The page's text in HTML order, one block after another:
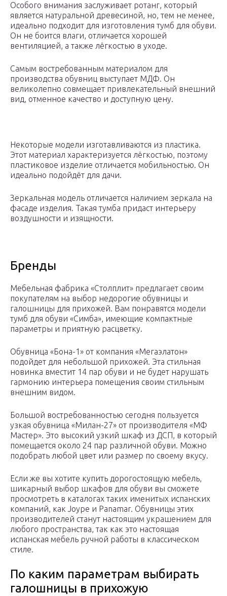
Особого внимания заслуживает ротанг, который
является натуральной древесиной, но, тем не менее,
идеально подходит для изготовления тумб для обуви.
Он не боится влаги, отличается хорошей
вентиляцией, а также лёгкостью в уходе.
Самым востребованным материалом для
производства обувниц выступает МДФ. Он
великолепно совмещает привлекательный внешний
вид, отменное качество и доступную цену.
Некоторые модели изготавливаются из пластика.
Этот материал характеризуется лёгкостью, поэтому
пластиковое изделие отличается мобильностью. Он
идеально подойдёт для дачи.
Зеркальная модель отличается наличием зеркала на
фасаде изделия. Такая тумба придаст интерьеру
воздушности и изящности.
Бренды
Мебельная фабрика «Столплит» предлагает своим
покупателям на выбор недорогие обувницы и
галошницы для прихожей. Вам понравятся модели
тумб для обуви «Симба», имеющие компактные
параметры и приятную расцветку.
Обувница «Бона-1» от компания «Мегаэлатон»
подойдет для небольшой прихожей. Эта стильная
новинка вместит 14 пар обуви и не будет нарушать
гармонию интерьера помещения своим стильным
внешним видом.
Большой востребованностью сегодня пользуется
узкая обувница «Милан-27» от производителя «МФ
Мастер». Это высокий узкий шкаф из ДСП, в который
помещается около 24 пар различной обуви. Можно
подобрать любой цвет или размер по своему вкусу.
Если же вы хотите купить дорогостоящую мебель,
шикарный выбор шкафов для обуви вы сможете
просмотреть в каталогах таких именитых испанских
компаний, как Joype и Panamar. Обувницы этих
производителей станут настоящим украшением для
любого пространства, так как это настоящая
испанская мебель ручной работы в классическом
стиле.
По каким параметрам выбирать
галошницы в прихожую